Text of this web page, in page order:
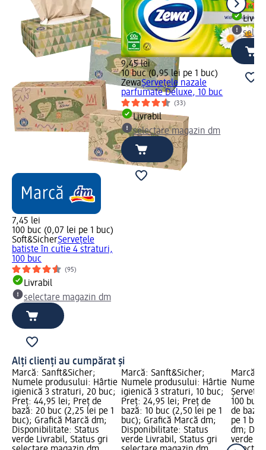
7,45 lei
100 buc (0,07 lei pe 1 buc)
Soft&SicherȘervețele
batiste în cutie 4 straturi,
100 buc
(95)
Livrabil
selectare magazin dm
9,45 lei
10 buc (0,95 lei pe 1 buc)
ZewaŞerveţele nazale
parfumate Deluxe, 10 buc
(33)
Livrabil
selectare magazin dm
Alți clienți au cumpărat și
Marcă: Sanft&Sicher;
Numele produsului: Hârtie
igienică 3 straturi, 20 buc;
Preț: 44,95 lei; Preț de
bază: 20 buc (2,25 lei pe 1
buc); Grafică Marcă dm;
Disponibilitate: Status
verde Livrabil, Status gri
Marcă: Sanft&Sicher;
Numele produsului: Hârtie
igienică 3 straturi, 10 buc;
Preț: 24,95 lei; Preț de
bază: 10 buc (2,50 lei pe 1
buc); Grafică Marcă dm;
Disponibilitate: Status
verde Livrabil, Status gri
Marcă:
Numele
100
de
pe 1
dm;
verde